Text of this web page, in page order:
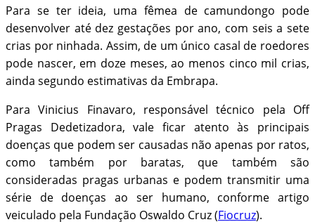
Para se ter ideia, uma fêmea de camundongo pode
desenvolver até dez gestações por ano, com seis a sete
crias por ninhada. Assim, de um único casal de roedores
pode nascer, em doze meses, ao menos cinco mil crias,
ainda segundo estimativas da Embrapa.
Para Vinicius Finavaro, responsável técnico pela Off
Pragas Dedetizadora, vale ficar atento às principais
doenças que podem ser causadas não apenas por ratos,
como também por baratas, que também são
consideradas pragas urbanas e podem transmitir uma
série de doenças ao ser humano, conforme artigo
veiculado pela Fundação Oswaldo Cruz (Fiocruz).